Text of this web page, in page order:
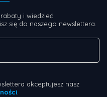
i wiedzieć
się do naszego newslettera.
akceptujesz nasz